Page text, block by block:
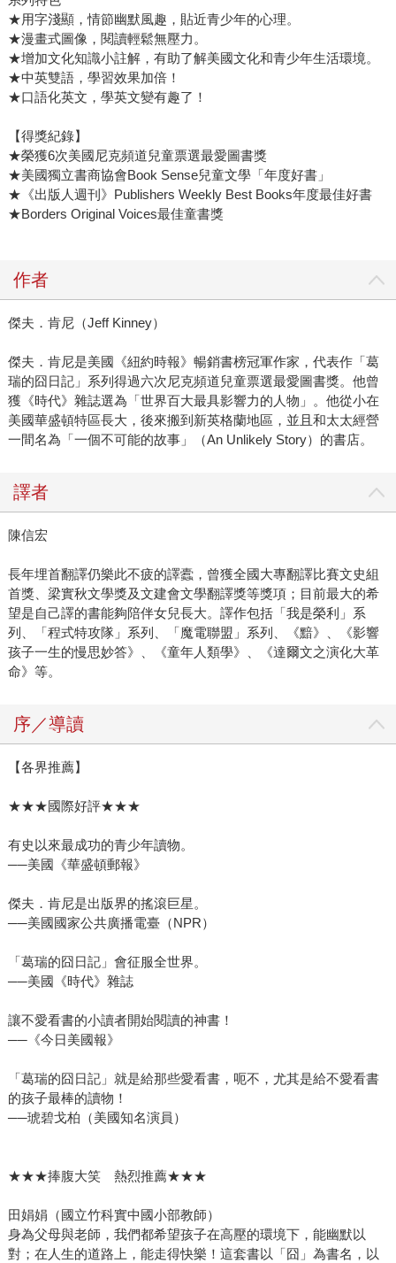
★用字淺顯，情節幽默風趣，貼近青少年的心理。
★漫畫式圖像，閱讀輕鬆無壓力。
★增加文化知識小註解，有助了解美國文化和青少年生活環境。
★中英雙語，學習效果加倍！
★口語化英文，學英文變有趣了！
【得獎紀錄】
★榮獲6次美國尼克頻道兒童票選最愛圖書獎
★美國獨立書商協會Book Sense兒童文學「年度好書」
★《出版人週刊》Publishers Weekly Best Books年度最佳好書
★Borders Original Voices最佳童書獎
作者
傑夫．肯尼（Jeff Kinney）
傑夫．肯尼是美國《紐約時報》暢銷書榜冠軍作家，代表作「葛
瑞的囧日記」系列得過六次尼克頻道兒童票選最愛圖書獎。他曾
獲《時代》雜誌選為「世界百大最具影響力的人物」。他從小在
美國華盛頓特區長大，後來搬到新英格蘭地區，並且和太太經營
一間名為「一個不可能的故事」（An Unlikely Story）的書店。
譯者
陳信宏
長年埋首翻譯仍樂此不疲的譯蠹，曾獲全國大專翻譯比賽文史組
首獎、梁實秋文學獎及文建會文學翻譯獎等獎項；目前最大的希
望是自己譯的書能夠陪伴女兒長大。譯作包括「我是榮利」系
列、「程式特攻隊」系列、「魔電聯盟」系列、《黯》、《影響
孩子一生的慢思妙答》、《童年人類學》、《達爾文之演化大革
命》等。
序／導讀
【各界推薦】
★★★國際好評★★★
有史以來最成功的青少年讀物。
──美國《華盛頓郵報》
傑夫．肯尼是出版界的搖滾巨星。
──美國國家公共廣播電臺（NPR）
「葛瑞的囧日記」會征服全世界。
──美國《時代》雜誌
讓不愛看書的小讀者開始閱讀的神書！
──《今日美國報》
「葛瑞的囧日記」就是給那些愛看書，呃不，尤其是給不愛看書
的孩子最棒的讀物！
──琥碧戈柏（美國知名演員）
★★★捧腹大笑 熱烈推薦★★★
田娟娟（國立竹科實中國小部教師）
身為父母與老師，我們都希望孩子在高壓的環境下，能幽默以
對；在人生的道路上，能走得快樂！這套書以「囧」為書名，以